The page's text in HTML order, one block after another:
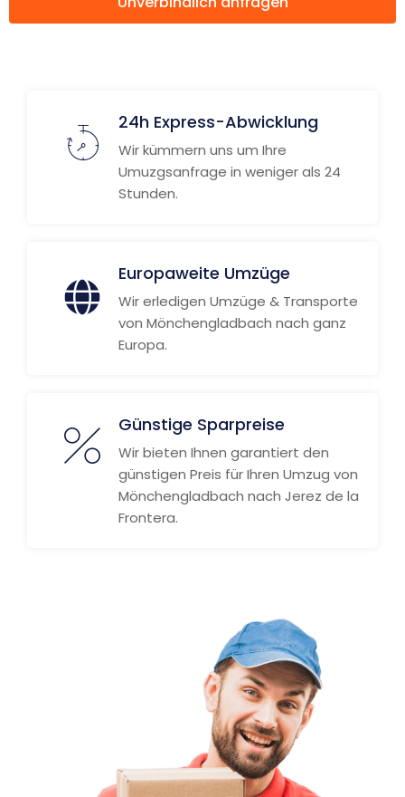
24h Express-Abwicklung
Wir kümmern uns um Ihre
Umuzgsanfrage in weniger als 24
Stunden.
Europaweite Umzüge
Wir erledigen Umzüge & Transporte
von Mönchengladbach nach ganz
Europa.
Günstige Sparpreise
Wir bieten Ihnen garantiert den
günstigen Preis für Ihren Umzug von
Mönchengladbach nach Jerez de la
Frontera.